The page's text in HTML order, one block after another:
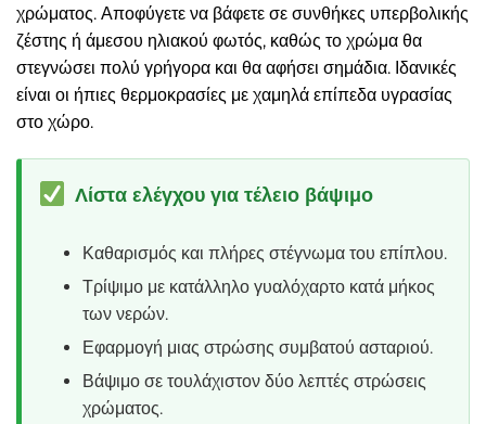
χρώματος. Αποφύγετε να βάφετε σε συνθήκες υπερβολικής
ζέστης ή άμεσου ηλιακού φωτός, καθώς το χρώμα θα
στεγνώσει πολύ γρήγορα και θα αφήσει σημάδια. Ιδανικές
είναι οι ήπιες θερμοκρασίες με χαμηλά επίπεδα υγρασίας
στο χώρο.
Λίστα ελέγχου για τέλειο βάψιμο
Καθαρισμός και πλήρες στέγνωμα του επίπλου.
Τρίψιμο με κατάλληλο γυαλόχαρτο κατά μήκος
των νερών.
Εφαρμογή μιας στρώσης συμβατού ασταριού.
Βάψιμο σε τουλάχιστον δύο λεπτές στρώσεις
χρώματος.